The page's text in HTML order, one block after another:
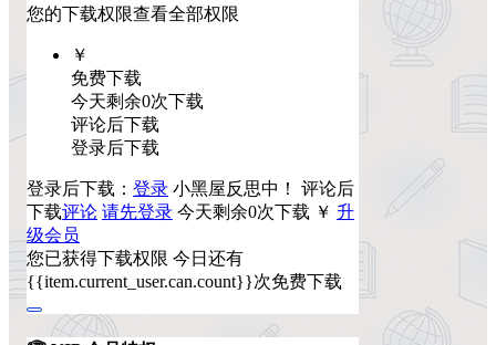
您的下载权限查看全部权限
￥
免费下载
今天剩余0次下载
评论后下载
登录后下载
登录后下载： 登录 小黑屋反思中！ 评论后
下载评论 请先登录 今天剩余0次下载 ￥ 升
级会员
您已获得下载权限 今日还有
{{item.current_user.can.count}}次免费下载